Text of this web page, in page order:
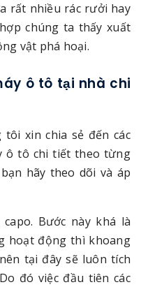
rất nhiều rác rưởi hay
chúng ta thấy xuất
vật phá hoại.
ô tô tại nhà chi
xin chia sẻ đến các
ô tô chi tiết theo từng
hãy theo dõi và áp
Bước này khá là
hoạt động thì khoang
tại đây sẽ luôn tích
đó việc đầu tiên các